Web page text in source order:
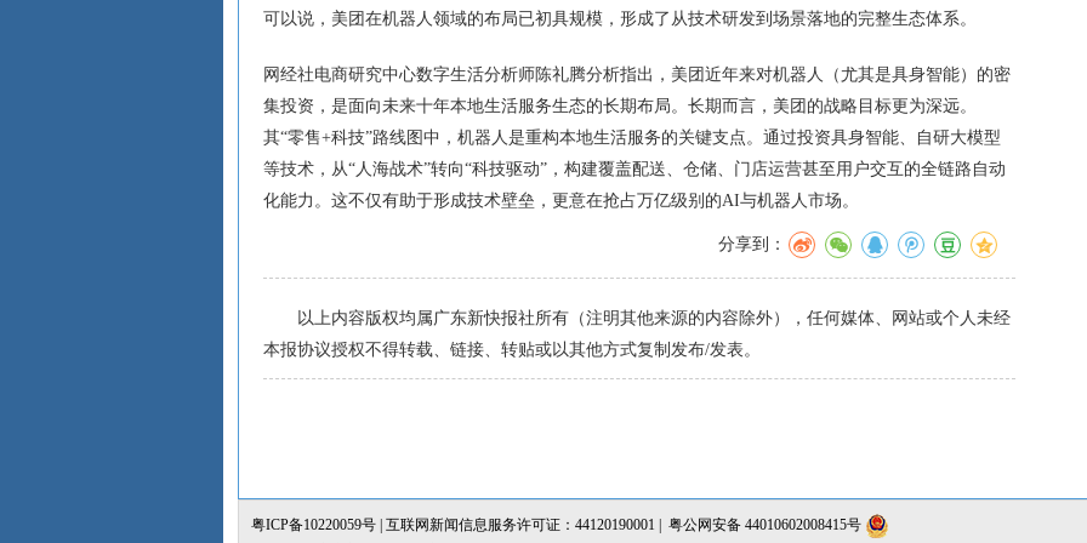
可以说，美团在机器人领域的布局已初具规模，形成了从技术研发到场景落地的完整生态体系。
网经社电商研究中心数字生活分析师陈礼腾分析指出，美团近年来对机器人（尤其是具身智能）的密
集投资，是面向未来十年本地生活服务生态的长期布局。长期而言，美团的战略目标更为深远。
其“零售+科技”路线图中，机器人是重构本地生活服务的关键支点。通过投资具身智能、自研大模型
等技术，从“人海战术”转向“科技驱动”，构建覆盖配送、仓储、门店运营甚至用户交互的全链路自动
化能力。这不仅有助于形成技术壁垒，更意在抢占万亿级别的AI与机器人市场。
分享到：
以上内容版权均属广东新快报社所有（注明其他来源的内容除外），任何媒体、网站或个人未经
本报协议授权不得转载、链接、转贴或以其他方式复制发布/发表。
粤ICP备10220059号 | 互联网新闻信息服务许可证：44120190001 | 粤公网安备 44010602008415号